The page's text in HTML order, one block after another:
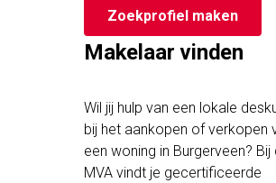
Zoekprofiel maken
Makelaar vinden
Wil jij hulp van een lokale
bij het aankopen of verkopen
een woning in Burgerveen? Bij
MVA vindt je gecertificeerde